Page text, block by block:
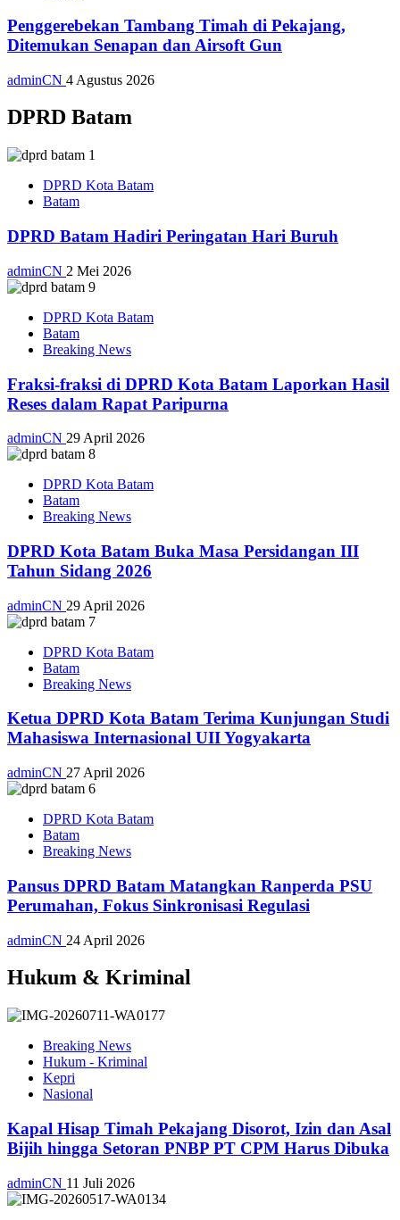
Penggerebekan Tambang Timah di Pekajang,
Ditemukan Senapan dan Airsoft Gun
adminCN 4 Agustus 2026
DPRD Batam
DPRD Kota Batam
Batam
DPRD Batam Hadiri Peringatan Hari Buruh
adminCN 2 Mei 2026
DPRD Kota Batam
Batam
Breaking News
Fraksi-fraksi di DPRD Kota Batam Laporkan Hasil
Reses dalam Rapat Paripurna
adminCN 29 April 2026
DPRD Kota Batam
Batam
Breaking News
DPRD Kota Batam Buka Masa Persidangan III
Tahun Sidang 2026
adminCN 29 April 2026
DPRD Kota Batam
Batam
Breaking News
Ketua DPRD Kota Batam Terima Kunjungan Studi
Mahasiswa Internasional UII Yogyakarta
adminCN 27 April 2026
DPRD Kota Batam
Batam
Breaking News
Pansus DPRD Batam Matangkan Ranperda PSU
Perumahan, Fokus Sinkronisasi Regulasi
adminCN 24 April 2026
Hukum & Kriminal
Breaking News
Hukum - Kriminal
Kepri
Nasional
Kapal Hisap Timah Pekajang Disorot, Izin dan Asal
Bijih hingga Setoran PNBP PT CPM Harus Dibuka
adminCN 11 Juli 2026